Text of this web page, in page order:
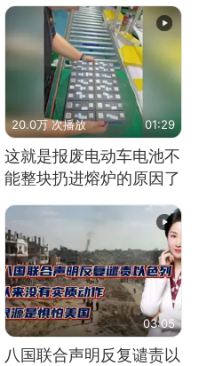
20.0万 次播放 01:29
这就是报废电动车电池不
能整块扔进熔炉的原因了
03:05
八国联合声明反复谴责以